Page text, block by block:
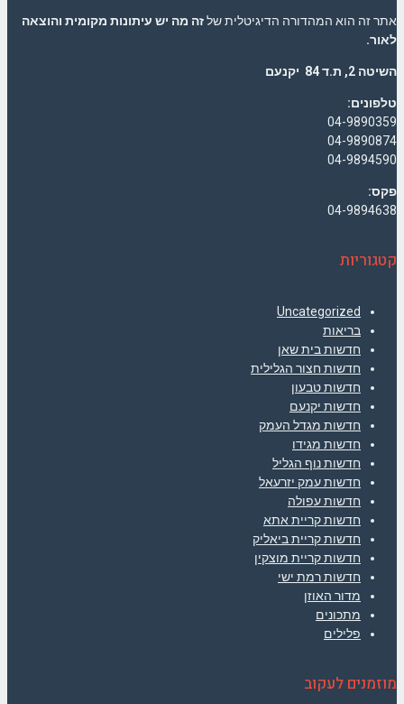
אתר זה הוא המהדורה הדיגיטלית שלזה מה יש עיתונות מקומית והוצאה
לאור.
השיטה 2, ת.ד 84 יקנעם
טלפונים:
04-9890359
04-9890874
04-9894590
פקס:
04-9894638
קטגוריות
Uncategorized
בריאות
חדשות בית שאן
חדשות חצור הגלילית
חדשות טבעון
חדשות יקנעם
חדשות מגדל העמק
חדשות מגידו
חדשות נוף הגליל
חדשות עמק יזרעאל
חדשות עפולה
חדשות קריית אתא
חדשות קריית ביאליק
חדשות קריית מוצקין
חדשות רמת ישי
מדור האוזן
מתכונים
פלילים
מוזמנים לעקוב